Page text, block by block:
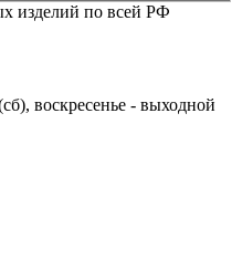
изделий по всей РФ
воскресенье - выходной